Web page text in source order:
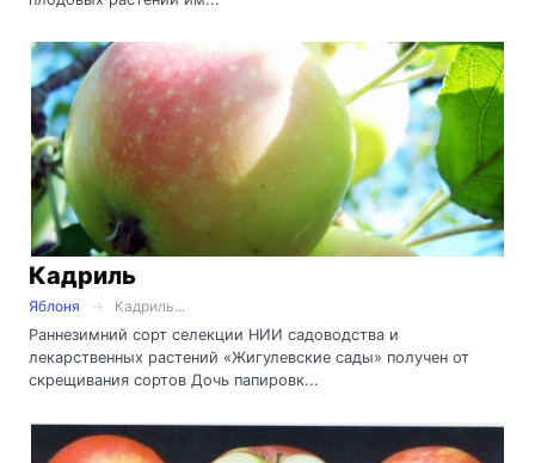
Кадриль
Яблоня
Кадриль...
Раннезимний сорт селекции НИИ садоводства и
лекарственных растений «Жигулевские сады» получен от
скрещивания сортов Дочь папировк...